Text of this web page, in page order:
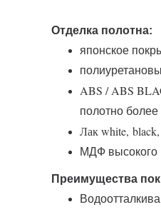
Отделка полотна:
японское
ABS / ABS
полотно более
Лак white,
МДФ высокого
Преимущества